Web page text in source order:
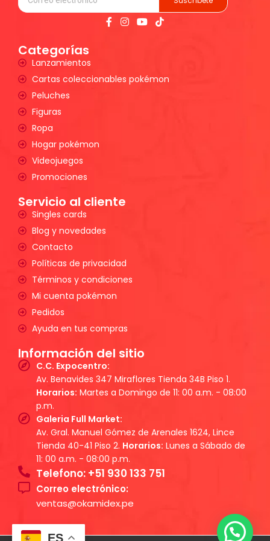
Categorías
Lanzamientos
Cartas coleccionables pokémon
Peluches
Figuras
Ropa
Hogar pokémon
Videojuegos
Promociones
Servicio al cliente
Singles cards
Blog y novedades
Contacto
Políticas de privacidad
Términos y condiciones
Mi cuenta pokémon
Pedidos
Ayuda en tus compras
Información del sitio
C.C. Expocentro:
Av. Benavides 347 Miraflores Tienda 34B Piso 1.
Horarios: Martes a Domingo de 11: 00 a.m. - 08:00
p.m.
Galeria Full Market:
Av. Gral. Manuel Gómez de Arenales 1624, Lince
Tienda 40-41 Piso 2. Horarios: Lunes a Sábado de
11: 00 a.m. - 08:00 p.m.
Telefono: +51 930 133 751
Correo electrónico:
ventas@okamidex.pe
ES